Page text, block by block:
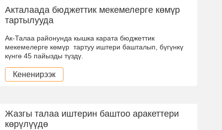
Акталаада бюджеттик мекемелерге көмүр
тартылууда
Ак-Талаа районунда кышка карата бюджеттик
мекемелерге көмүр тартуу иштери башталып, бүгүнкү
күнгө 45 пайызды түздү.
Кененирээк
Жазгы талаа иштерин баштоо аракеттери
көрүлүүдө